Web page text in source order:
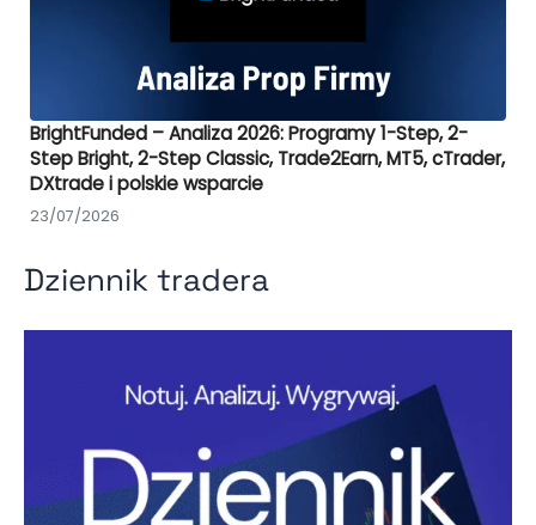
BrightFunded – Analiza 2026: Programy 1-Step, 2-
Step Bright, 2-Step Classic, Trade2Earn, MT5, cTrader,
DXtrade i polskie wsparcie
23/07/2026
Dziennik tradera